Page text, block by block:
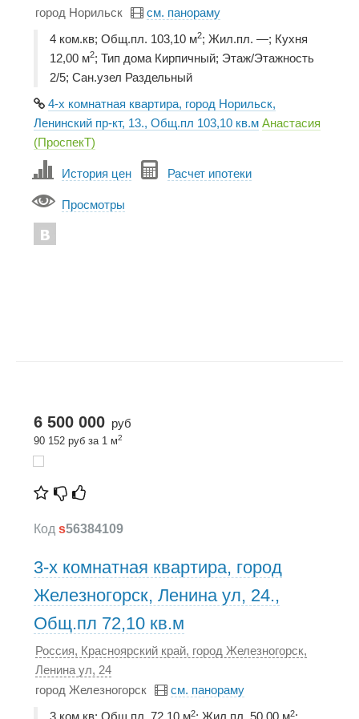
город Норильск
см. панораму
4 ком.кв; Общ.пл. 103,10 м2; Жил.пл. —; Кухня
12,00 м2; Тип дома Кирпичный; Этаж/Этажность
2/5; Сан.узел Раздельный
4-х комнатная квартира, город Норильск,
Ленинский пр-кт, 13., Общ.пл 103,10 кв.м Анастасия
(ПроспекТ)
История цен Расчет ипотеки
Просмотры
6 500 000 руб
90 152 руб за 1 м2
Код s56384109
3-х комнатная квартира, город
Железногорск, Ленина ул, 24.,
Общ.пл 72,10 кв.м
Россия, Красноярский край, город Железногорск,
Ленина ул, 24
город Железногорск
см. панораму
2 2